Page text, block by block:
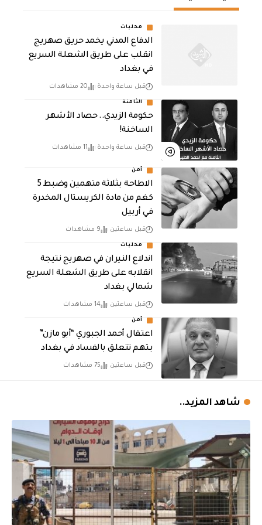
محليات
الدفاع المدني يخمد حريق صهريج
انقلب على طريق الشعلة السريع
في بغداد
قبل ساعة واحدة 20 مشاهدات
الثامنة
حكومة الزيدي.. حصاد الأشهر
الساخنة!
قبل ساعة واحدة 11 مشاهدات
أمن
الاطاحة بثلاثة متهمين وضبط 5
كغم من مادة الكريستال المخدرة ​
في أربيل
قبل ساعتين 9 مشاهدات
محليات
اندلاع النيران في صهريج نتيجة
انقلابه على طريق الشعلة السريع
شمالي بغداد
قبل ساعتين 14 مشاهدات
أمن
اعتقال أحمد الجبوري “أبو مازن”
بتهم تتعلق بالفساد في بغداد
قبل ساعتين 75 مشاهدات
شاهد المزيد..